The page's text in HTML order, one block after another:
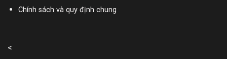
Chính sách và quy định chung
<